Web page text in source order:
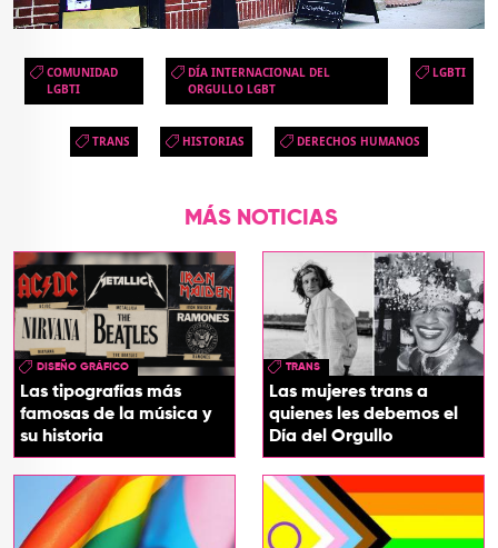
COMUNIDAD
LGBTI
DÍA INTERNACIONAL DEL
ORGULLO LGBT
LGBTI
TRANS HISTORIAS DERECHOS HUMANOS
MÁS NOTICIAS
DISEÑO GRÁFICO
Las tipografías más
famosas de la música y
su historia
TRANS
Las mujeres trans a
quienes les debemos el
Día del Orgullo